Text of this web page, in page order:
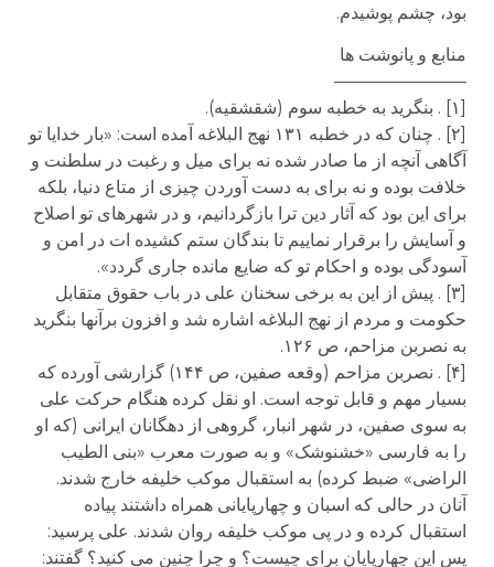
بود، چشم پوشیدم.
منابع و پانوشت ها
———————–
[۲] . چنان که در خطبه ۱۳۱ نهج البلاغه آمده است: «بار خدایا تو
آگاهی آنچه از ما صادر شده نه برای میل و رغبت در سلطنت و
خلافت بوده و نه برای به دست آوردن چیزی از متاع دنیا، بلکه
برای این بود که آثار دین ترا بازگردانیم، و در شهرهای تو اصلاح
و آسایش را برقرار نماییم تا بندگان ستم کشیده ات در امن و
آسودگی بوده و احکام تو که ضایع مانده جاری گردد».
[۳] . پیش از این به برخی سخنان علی در باب حقوق متقابل
حکومت و مردم از نهج البلاغه اشاره شد و افزون برآنها بنگرید
به نصربن مزاحم، ص ۱۲۶.
[۴] . نصربن مزاحم (وقعه صفین، ص ۱۴۴) گزارشی آورده که
بسیار مهم و قابل توجه است. او نقل کرده هنگام حرکت علی
به سوی صفین، در شهر انبار، گروهی از دهگانان ایرانی (که او
را به فارسی «خشنوشک» و به صورت معرب «بنی الطیب
الراضی» ضبط کرده) به استقبال موکب خلیفه خارج شدند.
آنان در حالی که اسبان و چهارپایانی همراه داشتند پیاده
استقبال کرده و در پی موکب خلیفه روان شدند. علی پرسید:
پس این چهارپایان برای چیست؟ و چرا چنین می کنید؟ گفتند: